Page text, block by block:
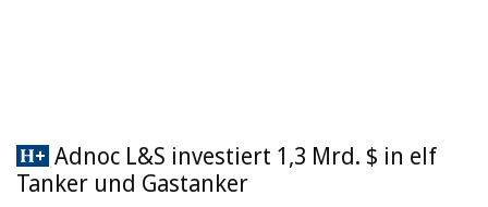
Adnoc L&S investiert 1,3 Mrd. $ in elf
Tanker und Gastanker